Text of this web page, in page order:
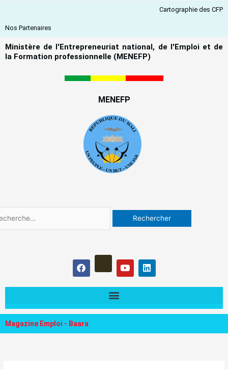
contenu
Cartographie des CFP
Nos Partenaires
Ministère de l'Entrepreneuriat national, de l'Emploi et de
la Formation professionnelle (MENEFP)
MENEFP
:
F
a
c
e
o
Y
o
u
t
e
L
i
n
k
i
Magazine Emploi - Baara